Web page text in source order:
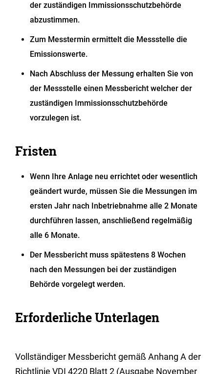
der zuständigen Immissionsschutzbehörde
abzustimmen.
Zum Messtermin ermittelt die Messstelle die
Emissionswerte.
Nach Abschluss der Messung erhalten Sie von
der Messstelle einen Messbericht welcher der
zuständigen Immissionsschutzbehörde
vorzulegen ist.
Fristen
Wenn Ihre Anlage neu errichtet oder wesentlich
geändert wurde, müssen Sie die Messungen im
ersten Jahr nach Inbetriebnahme alle 2 Monate
durchführen lassen, anschließend regelmäßig
alle 6 Monate.
Der Messbericht muss spätestens 8 Wochen
nach den Messungen bei der zuständigen
Behörde vorgelegt werden.
Erforderliche Unterlagen
Vollständiger Messbericht gemäß Anhang A der
Richtlinie VDI 4220 Blatt 2 (Ausgabe November